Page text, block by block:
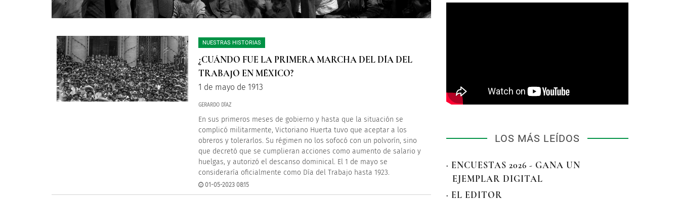
NUESTRAS HISTORIAS
¿CUÁNDO FUE LA PRIMERA MARCHA DEL DÍA DEL
TRABAJO EN MÉXICO?
1 de mayo de 1913
GERARDO DÍAZ
En sus primeros meses de gobierno y hasta que la situación se
complicó militarmente, Victoriano Huerta tuvo que aceptar a los
obreros y tolerarlos. Su régimen no los sofocó con un polvorín, sino
que decretó que se cumplieran acciones como aumento de salario y
huelgas, y autorizó el descanso dominical. El 1 de mayo se
consideraría oficialmente como Día del Trabajo hasta 1923.
01-05-2023 08:15
LOS MÁS LEÍDOS
· ENCUESTAS 2026 - GANA UN
EJEMPLAR DIGITAL
· EL EDITOR